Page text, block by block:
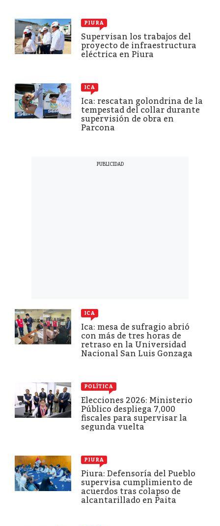
PIURA
Supervisan los trabajos del
proyecto de infraestructura
eléctrica en Piura
ICA
Ica: rescatan golondrina de la
tempestad del collar durante
supervisión de obra en
Parcona
ICA
Ica: mesa de sufragio abrió
con más de tres horas de
retraso en la Universidad
Nacional San Luis Gonzaga
POLÍTICA
Elecciones 2026: Ministerio
Público despliega 7,000
fiscales para supervisar la
segunda vuelta
PIURA
Piura: Defensoría del Pueblo
supervisa cumplimiento de
acuerdos tras colapso de
alcantarillado en Paita